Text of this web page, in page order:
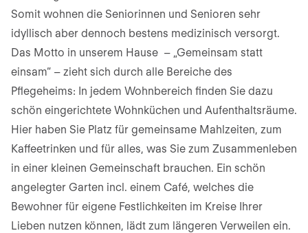
Somit wohnen die Seniorinnen und Senioren sehr
idyllisch aber dennoch bestens medizinisch versorgt.
Das Motto in unserem Hause – „Gemeinsam statt
einsam“ – zieht sich durch alle Bereiche des
Pflegeheims: In jedem Wohnbereich finden Sie dazu
schön eingerichtete Wohnküchen und Aufenthaltsräume.
Hier haben Sie Platz für gemeinsame Mahlzeiten, zum
Kaffeetrinken und für alles, was Sie zum Zusammenleben
in einer kleinen Gemeinschaft brauchen. Ein schön
angelegter Garten incl. einem Café, welches die
Bewohner für eigene Festlichkeiten im Kreise Ihrer
Lieben nutzen können, lädt zum längeren Verweilen ein.